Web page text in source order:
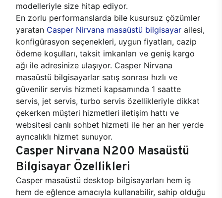
modelleriyle size hitap ediyor.
En zorlu performanslarda bile kusursuz çözümler
yaratan Casper Nirvana masaüstü bilgisayar ailesi,
konfigürasyon seçenekleri, uygun fiyatları, cazip
ödeme koşulları, taksit imkanları ve geniş kargo
ağı ile adresinize ulaşıyor. Casper Nirvana
masaüstü bilgisayarlar satış sonrası hızlı ve
güvenilir servis hizmeti kapsamında 1 saatte
servis, jet servis, turbo servis özellikleriyle dikkat
çekerken müşteri hizmetleri iletişim hattı ve
websitesi canlı sohbet hizmeti ile her an her yerde
ayrıcalıklı hizmet sunuyor.
Casper Nirvana N200 Masaüstü
Bilgisayar Özellikleri
Casper masaüstü desktop bilgisayarları hem iş
hem de eğlence amacıyla kullanabilir, sahip olduğu